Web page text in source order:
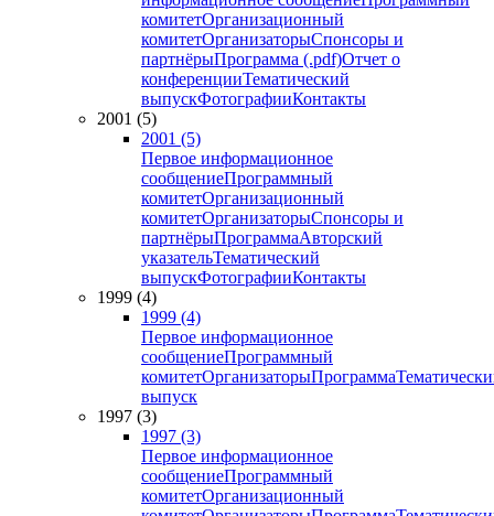
комитетОрганизационный
комитетОрганизаторыСпонсоры и
партнёрыПрограмма (.pdf)Отчет о
конференцииТематический
выпускФотографииКонтакты
2001 (5)
2001 (5)
Первое информационное
сообщениеПрограммный
комитетОрганизационный
комитетОрганизаторыСпонсоры и
партнёрыПрограммаАвторский
указательТематический
выпускФотографииКонтакты
1999 (4)
1999 (4)
Первое информационное
сообщениеПрограммный
комитетОрганизаторыПрограмма
выпуск
1997 (3)
1997 (3)
Первое информационное
сообщениеПрограммный
комитетОрганизационный